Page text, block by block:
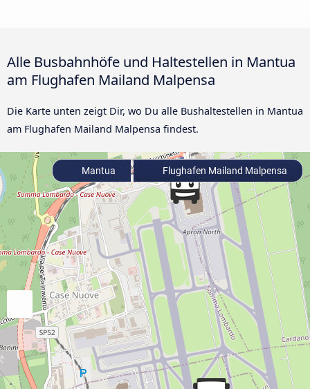
Alle Busbahnhöfe und Haltestellen in Mantua
am Flughafen Mailand Malpensa
Die Karte unten zeigt Dir, wo Du alle Bushaltestellen in Mantua
am Flughafen Mailand Malpensa findest.
Mantua Flughafen Mailand Malpensa